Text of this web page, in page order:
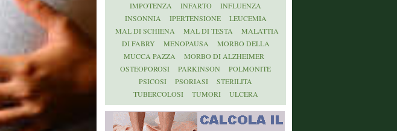
IMPOTENZA
INFARTO
INFLUENZA
INSONNIA
IPERTENSIONE
LEUCEMIA
MAL DI SCHIENA
MAL DI TESTA
MALATTIA
DI FABRY
MENOPAUSA
MORBO DELLA
MUCCA PAZZA
MORBO DI ALZHEIMER
OSTEOPOROSI
PARKINSON
POLMONITE
PSICOSI
PSORIASI
STERILITA
TUBERCOLOSI
TUMORI ULCERA